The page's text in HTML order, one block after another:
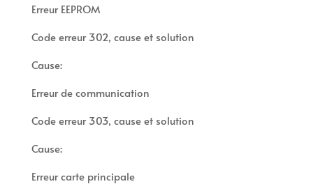
Erreur EEPROM
Code erreur 302, cause et solution
Cause:
Erreur de communication
Code erreur 303, cause et solution
Cause:
Erreur carte principale